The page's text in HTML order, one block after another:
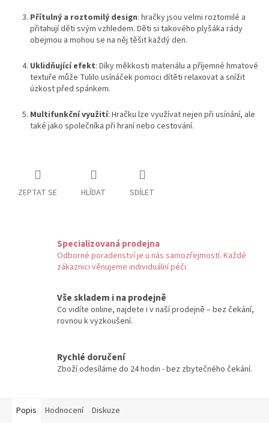
Přítulný a roztomilý design: hračky jsou velmi roztomilé a
přitahují děti svým vzhledem. Děti si takového plyšáka rády
obejmou a mohou se na něj těšit každý den.
Uklidňující efekt: Díky měkkosti materiálu a příjemné hmatové
textuře může Tulilo usínáček pomoci dítěti relaxovat a snížit
úzkost před spánkem.
Multifunkční využití: Hračku lze využívat nejen při usínání, ale
také jako společníka při hraní nebo cestování.
ZEPTAT SE HLÍDAT SDÍLET
Specializovaná prodejna
Odborné poradenství je u nás samozřejmostí. Každé
zákaznici věnujeme individuální péči.
Vše skladem i na prodejně
Co vidíte online, najdete i v naší prodejně – bez čekání,
rovnou k vyzkoušení.
Rychlé doručení
Zboží odesíláme do 24 hodin - bez zbytečného čekání.
Popis Hodnocení Diskuze